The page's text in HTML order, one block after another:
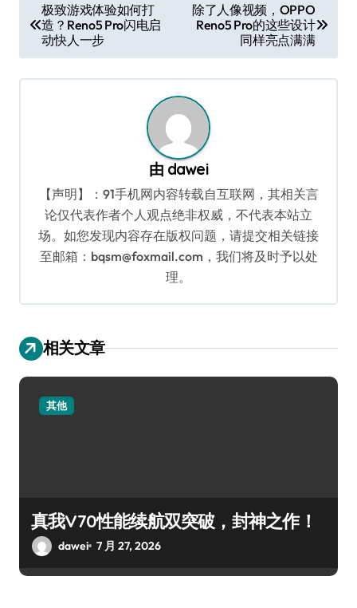
章
导
航
极致游戏体验如何打
造？Reno5 Pro闪电启
动快人一步
除了人像视频，OPPO
Reno5 Pro的这些设计
同样亮点满满
由 dawei
【声明】：91手机网内容转载自互联网，其相关言
论仅代表作者个人观点绝非权威，不代表本站立
场。如您发现内容存在版权问题，请提交相关链接
至邮箱：bqsm@foxmail.com，我们将及时予以处
理。
相关文章
其他
真我V70性能续航双突破，封神之作！
dawei 7 月 27, 2026